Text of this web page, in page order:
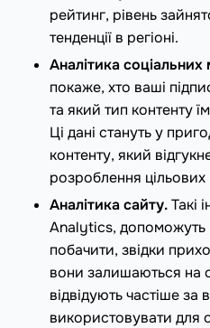
рейтинг, рівень
тенденції в регіоні.
Аналітика
покаже, хто ваші
та який тип контенту
Ці дані стануть у
контенту, який
розроблення
Аналітика сайту.Такі
Analytics, допоможуть
побачити, звідки
вони залишаються на
відвідують частіше
використовувати для